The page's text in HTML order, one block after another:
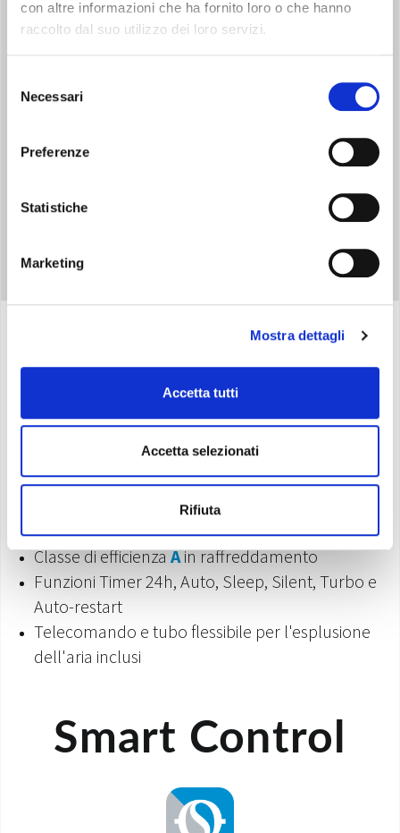
con altre informazioni che ha fornito loro o che hanno
raccolto dal suo utilizzo dei loro servizi.
delNecessari
Preferenze
Statistiche
Marketing
Mostra dettagli
Accetta tutti
Accetta selezionati
Rifiuta
Utilizza il refrigerante naturale R290, con un potenziale effetto
Specifiche
Raffrescamento, riscaldamento
deumidificazione e ventilazione
Capacità di refrigerazione:2,7 kW
64dB(A)
Gas refrigeranteR290
Classe di efficienzaAin raffreddamento
Funzioni Timer 24h, Auto, Sleep, Silent, Turbo e
Auto-restart
Telecomando e tubo flessibile per l'esplusione
dell'aria inclusi
Smart Control